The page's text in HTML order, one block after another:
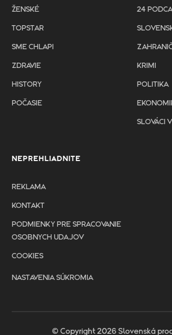
ŽENSKÉ
TOPSTAR
SME CHLAPI
ZDRAVIE
HISTORY
POČASIE
24
KRIMI
POLITIKA
SLOVÁCI
NEPREHLIADNITE
REKLAMA
KONTAKT
PODMIENKY PRE SPRACOVANIE
OSOBNYCH UDAJOV
COOKIES
NASTAVENIA SÚKROMIA
© Copyright 2026 Slovenská